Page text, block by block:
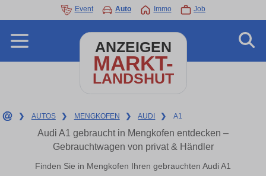
Event Auto Immo Job
ANZEIGEN
MARKT-
LANDSHUT
❯ AUTOS ❯ MENGKOFEN ❯ AUDI ❯ A1
Audi A1 gebraucht in Mengkofen entdecken –
Gebrauchtwagen von privat & Händler
Finden Sie in Mengkofen Ihren gebrauchten Audi A1